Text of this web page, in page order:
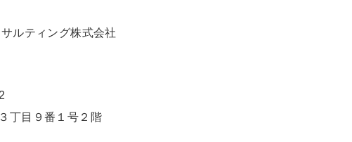
ルティング株式会社
丁目９番１号２階